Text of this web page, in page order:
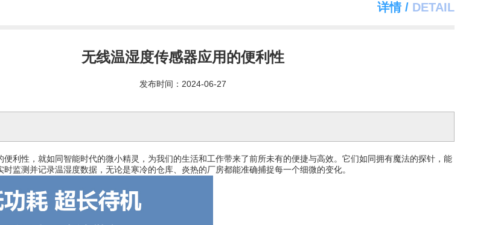
详情 / DETAIL
无线温湿度传感器应用的便利性
发布时间：2024-06-27
便利性，就如同智能时代的微小精灵，为我们的生活和工作带来了前所未有的便捷与高效。它们如同拥有魔法的探针，能
监测并记录温湿度数据，无论是寒冷的仓库、炎热的厂房都能准确捕捉每一个细微的变化。